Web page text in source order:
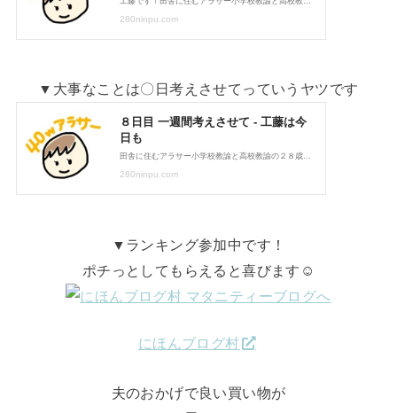
▼大事なことは〇日考えさせてっていうヤツです
▼ランキング参加中です！
ポチっとしてもらえると喜びます☺
にほんブログ村
夫のおかげで良い買い物が